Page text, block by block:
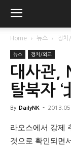
Home 뉴스 정치
뉴스 정치/외교
대사관,
탈북자 ‘
By DailyNK -
라오스에서 강제
것으로 확인되면